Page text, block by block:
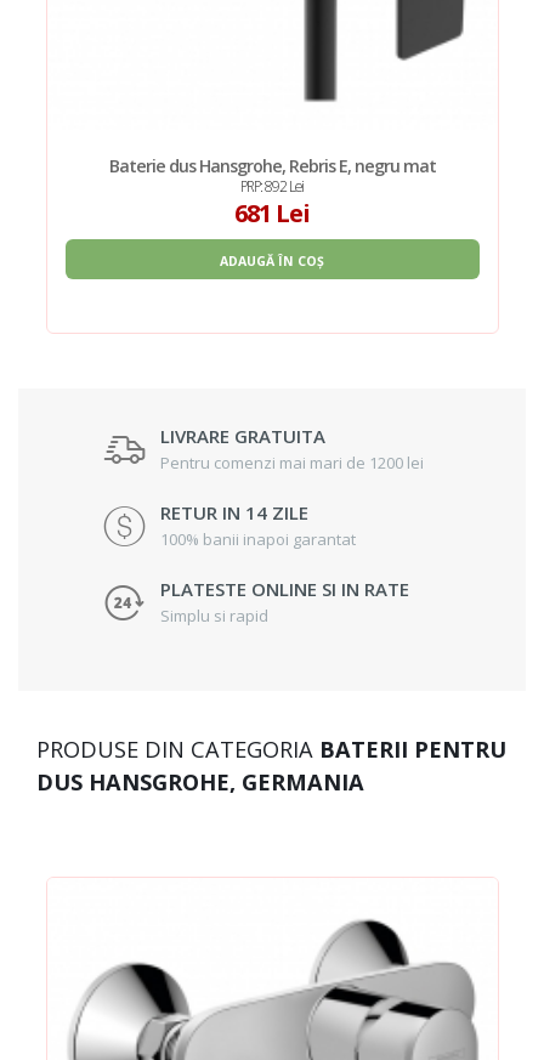
Baterie dus Hansgrohe, Rebris E, negru mat
PRP: 892 Lei
681 Lei
ADAUGĂ ÎN COȘ
LIVRARE GRATUITA
Pentru comenzi mai mari de 1200 lei
RETUR IN 14 ZILE
100% banii inapoi garantat
PLATESTE ONLINE SI IN RATE
Simplu si rapid
PRODUSE DIN CATEGORIA BATERII PENTRU
DUS HANSGROHE, GERMANIA